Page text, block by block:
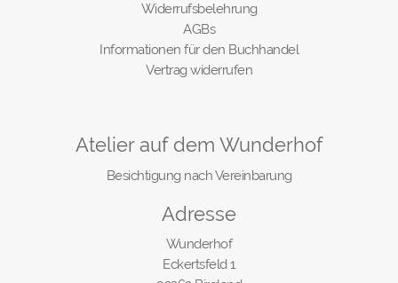
Widerrufsbelehrung
AGBs
Informationen für den Buchhandel
Vertrag widerrufen
Atelier auf dem Wunderhof
Besichtigung nach Vereinbarung
Adresse
Wunderhof
Eckertsfeld 1